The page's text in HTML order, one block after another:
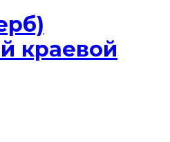
краевой